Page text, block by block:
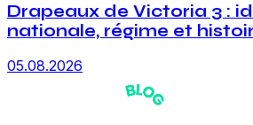
Drapeaux de Victoria 3 :
nationale, régime et
05.08.2026